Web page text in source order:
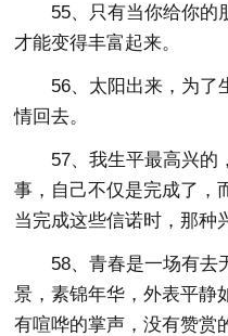
55、只有当你给你的
才能变得丰富起来。
56、太阳出来，为了
情回去。
57、我生平最高兴的
事，自己不仅是完成了，
当完成这些信诺时，那
58、青春是一场有去
景，素锦年华，外表平静
有喧哗的掌声，没有赞赏